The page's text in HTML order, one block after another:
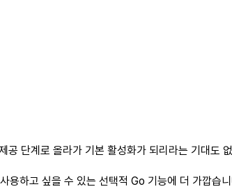
단계로 올라가 기본 활성화가 되리라는 기대도
용하고 싶을 수 있는 선택적 Go 기능에 더 가깝습